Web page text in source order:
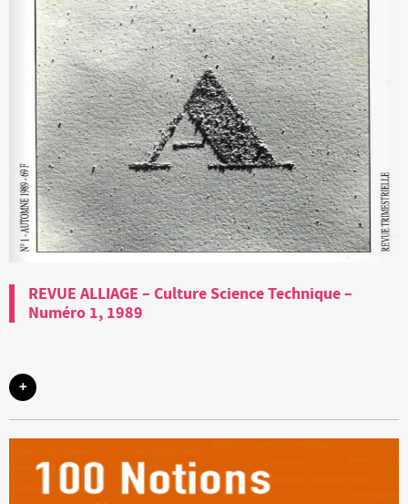
REVUE ALLIAGE – Culture Science Technique –
Numéro 1, 1989
+